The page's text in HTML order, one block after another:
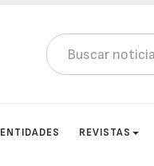
ENTIDADES REVISTAS